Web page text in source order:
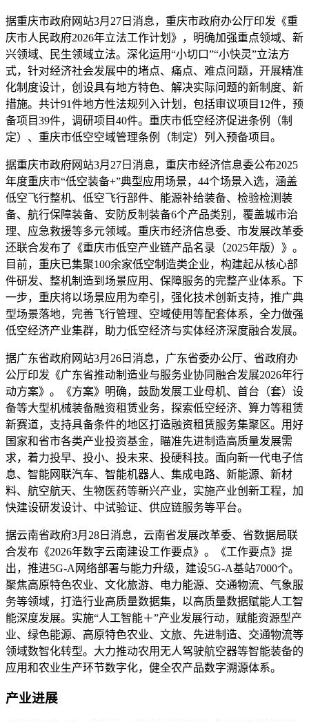
据重庆市政府网站3月27日消息，重庆市政府办公厅印发《重
庆市人民政府2026年立法工作计划》，明确加强重点领域、新
兴领域、民生领域立法。深化运用“小切口”“小快灵”立法方
式，针对经济社会发展中的堵点、痛点、难点问题，开展精准
化制度设计，创设具有地方特色、解决实际问题的新制度、新
措施。共计91件地方性法规列入计划，包括审议项目12件，预
备项目39件，调研项目40件。重庆市低空经济促进条例（制
定）、重庆市低空空域管理条例（制定）列入预备项目。
据重庆市政府网站3月27日消息，重庆市经济信息委公布2025
年度重庆市“低空装备+”典型应用场景，44个场景入选，涵盖
低空飞行整机、低空飞行部件、能源补给装备、检验检测装
备、航行保障装备、安防反制装备6个产品类别，覆盖城市治
理、应急救援等多元领域。重庆市经济信息委、市发展改革委
还联合发布了《重庆市低空产业链产品名录（2025年版）》。
目前，重庆已集聚100余家低空制造类企业，构建起从核心部
件研发、整机制造到场景应用、保障服务的完整产业体系。下
一步，重庆将以场景应用为牵引，强化技术创新支持，推广典
型场景落地，完善飞行管理、空域使用等配套体系，全力做强
低空经济产业集群，助力低空经济与实体经济深度融合发展。
据广东省政府网站3月26日消息，广东省委办公厅、省政府办
公厅印发《广东省推动制造业与服务业协同融合发展2026年行
动方案》。《方案》明确，鼓励发展工业母机、首台（套）设
备等大型机械装备融资租赁业务，探索低空经济、算力等租赁
新赛道，支持具备条件的地区打造融资租赁服务集聚区。用好
国家和省市各类产业投资基金，瞄准先进制造高质量发展需
求，着力投早、投小、投未来、投硬科技。面向新一代电子信
息、智能网联汽车、智能机器人、集成电路、新能源、新材
料、航空航天、生物医药等新兴产业，实施产业创新工程，加
快建设研发设计、中试验证、供应链服务等平台。
据云南省政府3月28日消息，云南省发展改革委、省数据局联
合发布《2026年数字云南建设工作要点》。《工作要点》提
出，推进5G-A网络部署与能力升级，建设5G-A基站7000个。
聚焦高原特色农业、文化旅游、电力能源、交通物流、气象服
务等领域，打造行业高质量数据集，以高质量数据赋能人工智
能深度发展。实施“人工智能＋”产业发展行动，赋能资源型产
业、绿色能源、高原特色农业、文旅、先进制造、交通物流等
领域数智化转型。大力推动农用无人驾驶航空器等智能装备的
应用和农业生产环节数字化，健全农产品数字溯源体系。
产业进展